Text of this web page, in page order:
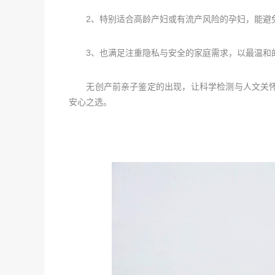
2、特别适合高龄产妇或有流产风险的孕妇，能避
3、也满足注重隐私与安全的家庭需求，以最温和
无创产前亲子鉴定的出现，让科学检测与人文关
安心之选。